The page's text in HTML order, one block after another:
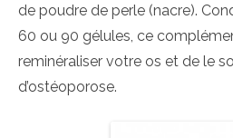
de poudre de perle (nacre).
60 ou 90 gélules, ce
reminéraliser votre os et de le
d’ostéoporose.